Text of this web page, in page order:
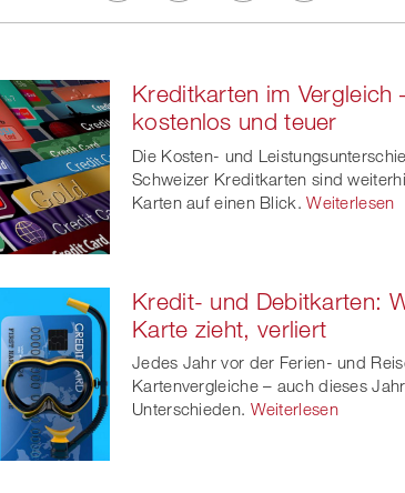
Share
Facebook
Twe
on
twitt
er
Share
linkedin
Share
Xing
Kreditkarten im Vergleich
kostenlos und teuer
Die Kosten- und
Schweizer Kreditkarten sind
Karten auf einen Blick. Weiterlesen
Kredit- und Debitkarten:
Karte zieht, verliert
Jedes Jahr vor der Ferien- und
Kartenvergleiche – auch dieses
Unterschieden. Weiterlesen